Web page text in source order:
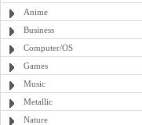
Anime
Business
Computer/OS
Games
Music
Metallic
Nature